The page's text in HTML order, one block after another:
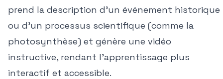
prend la description d'un événement historique
ou d'un processus scientifique (comme la
photosynthèse) et génère une vidéo
instructive, rendant l'apprentissage plus
interactif et accessible.